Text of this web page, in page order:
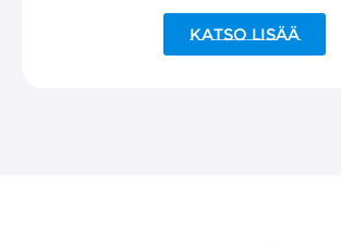
Katso lisää